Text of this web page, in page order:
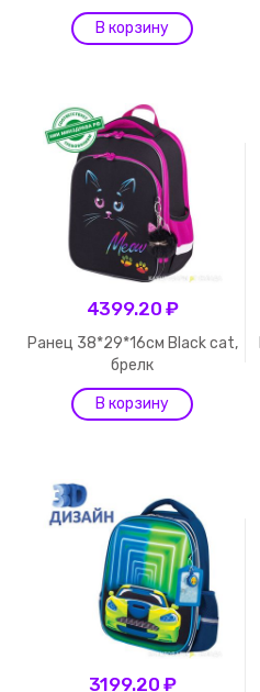
4399.20 ₽
Ранец 38*29*16см Black cat,
брелк
3199.20 ₽